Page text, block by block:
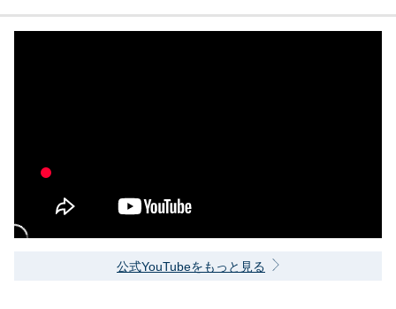
公式YouTubeをもっと見る